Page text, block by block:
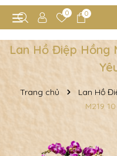
0 0
Lan Hồ Điệp Hồng
Trang chủ Lan Hồ
M219